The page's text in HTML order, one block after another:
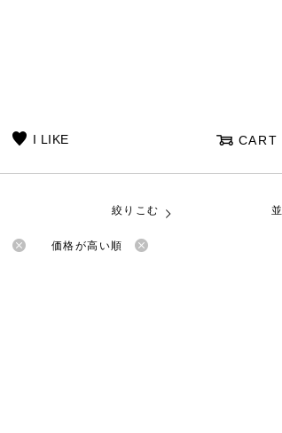
I LIKE CART
絞りこむ
価格が高い順